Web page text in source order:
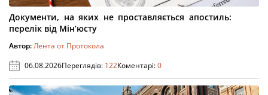
Документи, на яких не проставляється апостиль:
перелік від Мін’юсту
Автор:Лента от Протокола
06.08.2026Переглядів: 122Коментарі:0